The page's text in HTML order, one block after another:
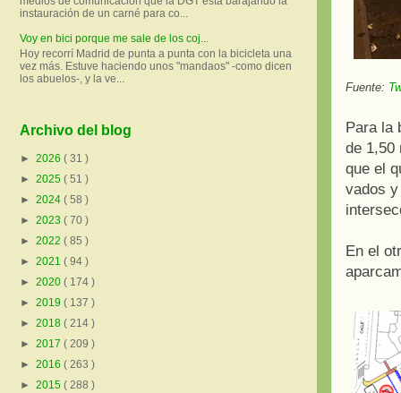
Fuente:
Para la
de 1,50
que el
vados
En el
instauración de un carné para co...
Voy en bici porque me sale de los coj...
Hoy recorrí Madrid de punta a punta con la bicicleta una
vez más. Estuve haciendo unos "mandaos" -como dicen
los abuelos-, y la ve...
Archivo del blog
► 2026 ( 31 )
► 2025 ( 51 )
► 2024 ( 58 )
► 2023 ( 70 )
► 2022 ( 85 )
► 2021 ( 94 )
► 2020 ( 174 )
► 2019 ( 137 )
► 2018 ( 214 )
► 2017 ( 209 )
► 2016 ( 263 )
► 2015 ( 288 )